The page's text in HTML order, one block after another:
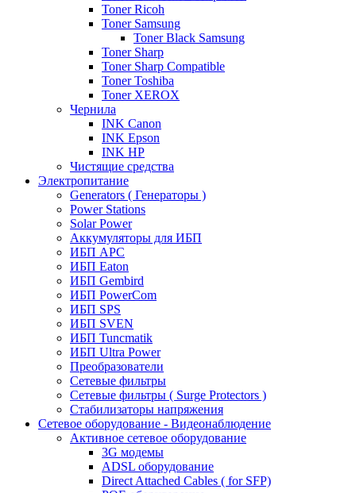
Toner Ricoh
Toner Samsung
Toner Black Samsung
Toner Sharp
Toner Sharp Compatible
Toner Toshiba
Toner XEROX
Чернила
INK Canon
INK Epson
INK HP
Чистящие средства
Электропитание
Generators ( Генераторы )
Power Stations
Solar Power
Аккумуляторы для ИБП
ИБП APC
ИБП Eaton
ИБП Gembird
ИБП PowerCom
ИБП SPS
ИБП SVEN
ИБП Tuncmatik
ИБП Ultra Power
Преобразователи
Сетевые фильтры
Сетевые фильтры ( Surge Protectors )
Стабилизаторы напряжения
Сетевое оборудование - Видеонаблюдение
Активное сетевое оборудование
3G модемы
ADSL оборудование
Direct Attached Cables ( for SFP)